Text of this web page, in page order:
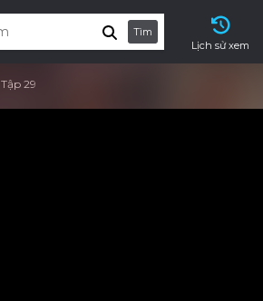
Tìm
Lịch sử xem
Tập 29